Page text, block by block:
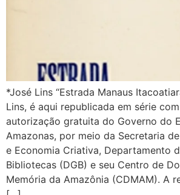
*José Lins “Estrada Manaus
Lins, é aqui republicada em série
autorização gratuita do Governo do
Amazonas, por meio da Secretaria
e Economia Criativa, Departamento
Bibliotecas (DGB) e seu Centro de
Memória da Amazônia (CDMAM). A